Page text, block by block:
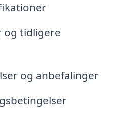
og tidligere
og anbefalinger